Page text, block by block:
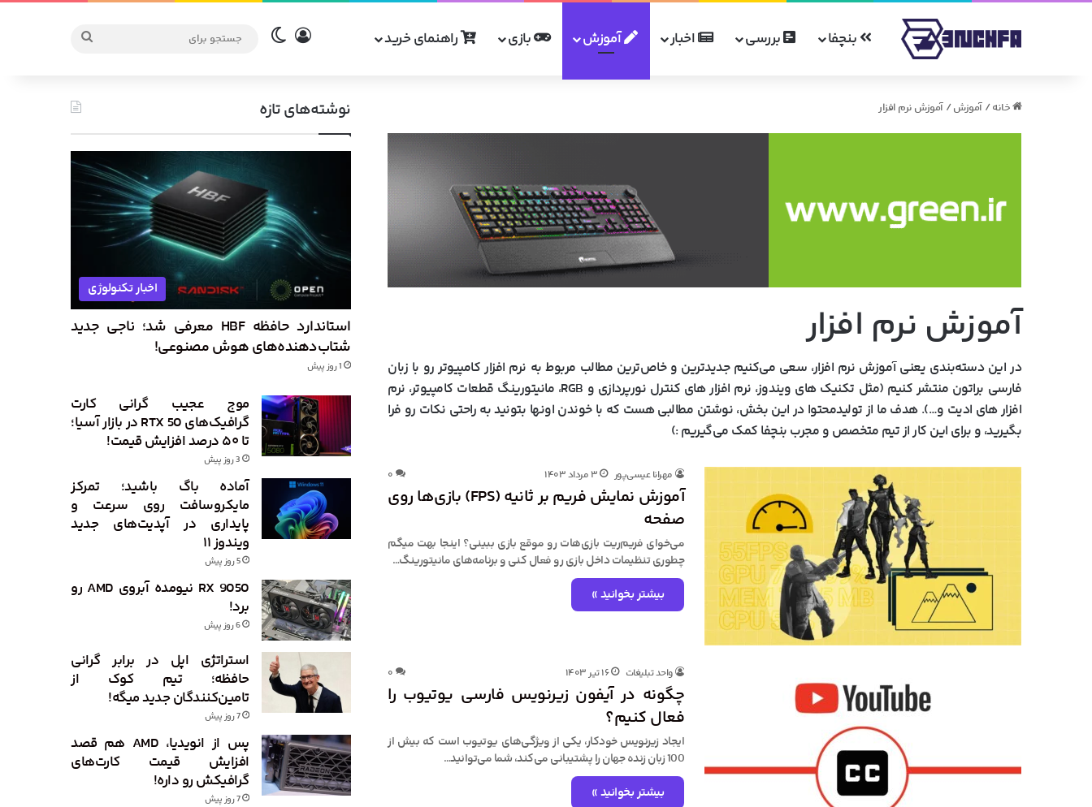
بنچفا بررسی اخبار آموزش بازی راهنمای خرید ورودتغییر پوسته
جستجو
خانه / آموزش / آموزش نرم افزار
آموزش نرم افزار
در این دسته‌بندی یعنی آموزش نرم افزار، سعی می‌کنیم جدیدترین و خاص‌ترین مطالب مربوط به نرم افزار کامپیوتر رو با زبان
فارسی براتون منتشر کنیم (مثل تکنیک های ویندوز، نرم افزار های کنترل نورپردازی و RGB، مانیتورینگ قطعات کامپیوتر، نرم
افزار های ادیت و…). هدف ما از تولید‌محتوا در این بخش، نوشتن مطالبی هست که با خوندن اونها بتونید به راحتی نکات رو فرا
بگیرید، و برای این کار از تیم متخصص و مجرب بنچفا کمک می‌گیریم :)
مهرانا عیسی‌پور ۳ مرداد ۱۴۰۳ ۰
آموزش نمایش فریم‌ بر ثانیه (FPS) بازی‌ها روی
صفحه
می‌خوای فریم‌ریت بازی‌هات رو موقع بازی ببینی؟ اینجا بهت میگم
چطوری تنظیمات داخل بازی رو فعال کنی و برنامه‌های مانیتورینگ…
بیشتر بخوانید »
واحد تبلیغات ۱۶ تیر ۱۴۰۳ ۰
چگونه در آیفون زیرنویس فارسی یوتیوب را
فعال کنیم؟
ایجاد زیرنویس خودکار، یکی از ویژگی‌های یوتیوب است که بیش از
100 زبان زنده جهان را پشتیبانی می‌کند، شما می‌توانید…
بیشتر بخوانید »
نوشته‌های تازه
اخبار تکنولوژی
استاندارد حافظه HBF معرفی شد؛ ناجی جدید
شتاب‌دهنده‌های هوش مصنوعی!
1 روز پیش
موج عجیب گرانی کارت
گرافیک‌های RTX 50 در بازار آسیا؛
تا ۵۰ درصد افزایش قیمت!
3 روز پیش
آماده باگ باشید؛ تمرکز
مایکروسافت روی سرعت و
پایداری در آپدیت‌های جدید
ویندوز ۱۱
5 روز پیش
RX 9050 نیومده آبروی AMD رو
برد!
6 روز پیش
استراتژی اپل در برابر گرانی
حافظه؛ تیم کوک از
تامین‌کنندگان جدید میگه!
7 روز پیش
پس از انویدیا، AMD هم قصد
افزایش قیمت کارت‌های
گرافیکش رو داره!
7 روز پیش